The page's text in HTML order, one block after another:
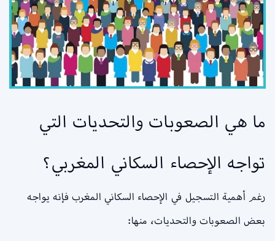
ما هي الصعوبات والتحديات التي
تواجه الإحصاء السكاني المغربي؟
رغم أهمية التسجيل في الإحصاء السكاني المغرب فإنه يواجه
بعض الصعوبات والتحديات، منها: